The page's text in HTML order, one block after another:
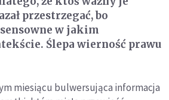
przestrzegać, bo
w jakim
Ślepa wierność prawu
miesiącu bulwersująca informacja